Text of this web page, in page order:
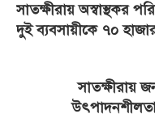
সাতক্ষীরায় অস্বাস্থকর
দুই ব্যবসায়ীকে ৭০
সাতক্ষীরায়